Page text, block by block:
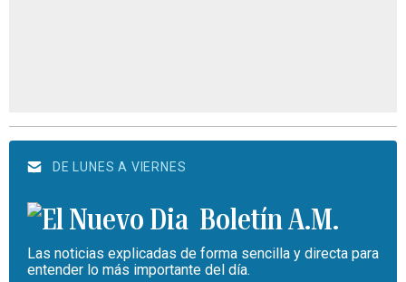
DE LUNES A VIERNES
Boletín A.M.
Las noticias explicadas de forma sencilla y directa para
entender lo más importante del día.